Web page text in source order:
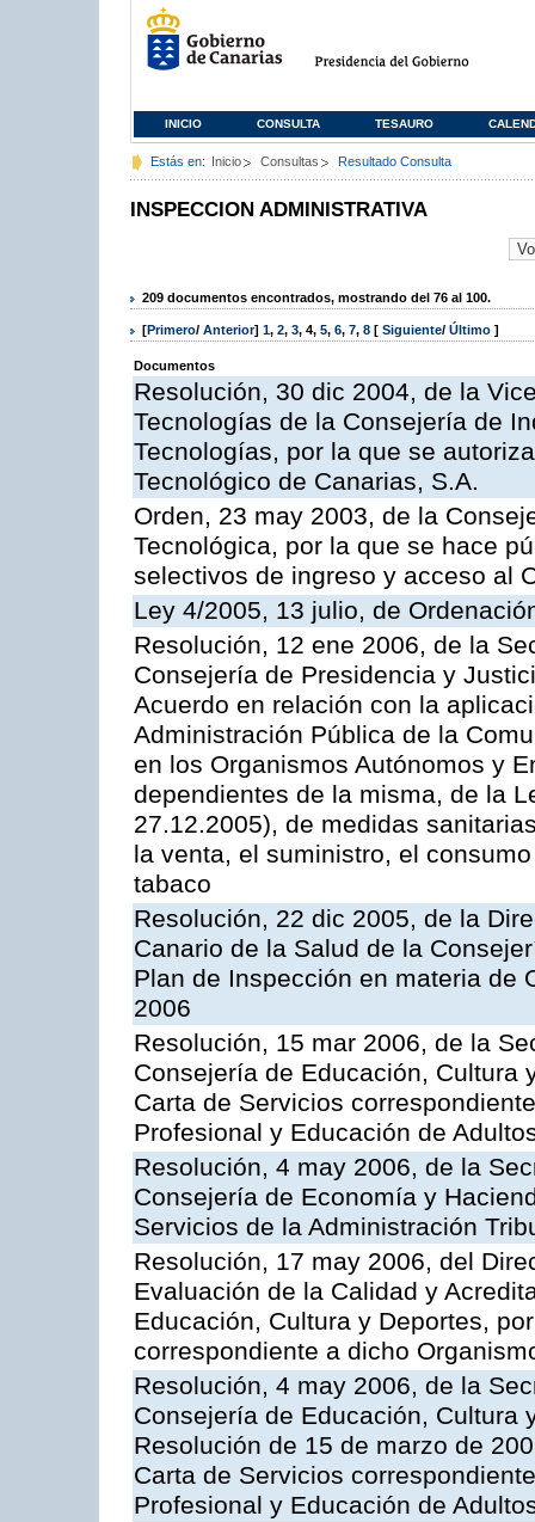
INICIO CONSULTA TESAURO
Estás en: Inicio Consultas Resultado Consulta
INSPECCION ADMINISTRATIVA
209 documentos encontrados, mostrando del 76 al 100.
[Primero/ Anterior] 1, 2, 3, 4, 5, 6, 7, 8 [ Siguiente/ Último ]
Documentos
Resolución, 30 dic 2004, de la
Tecnologías de la Consejería de
Tecnologías, por la que se
Tecnológico de Canarias, S.A.
Orden, 23 may 2003, de la
Tecnológica, por la que se hace
selectivos de ingreso y acceso al
Ley 4/2005, 13 julio, de
Resolución, 12 ene 2006, de la
Consejería de Presidencia y
Acuerdo en relación con la
Administración Pública de la
en los Organismos Autónomos y
dependientes de la misma, de la
27.12.2005), de medidas
la venta, el suministro, el
tabaco
Resolución, 22 dic 2005, de la
Canario de la Salud de la
Plan de Inspección en materia de
2006
Resolución, 15 mar 2006, de la
Consejería de Educación, Cultura
Carta de Servicios
Profesional y Educación de
Resolución, 4 may 2006, de la
Consejería de Economía y
Servicios de la Administración
Resolución, 17 may 2006, del
Evaluación de la Calidad y
Educación, Cultura y Deportes,
correspondiente a dicho
Resolución, 4 may 2006, de la
Consejería de Educación, Cultura
Resolución de 15 de marzo de
Carta de Servicios
Profesional y Educación de